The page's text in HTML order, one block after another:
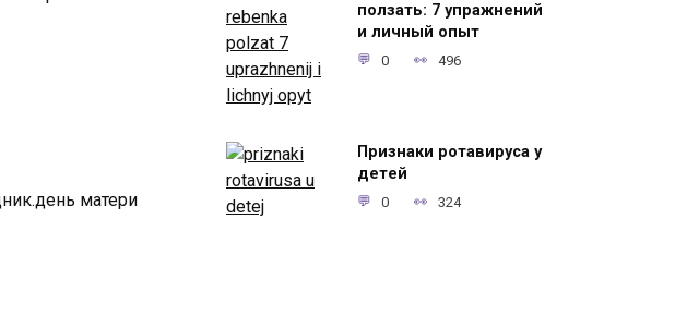
матери
ползать: 7 упражнений
и личный опыт
0 496
Признаки ротавируса у
детей
0 324